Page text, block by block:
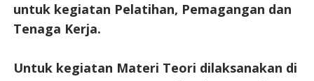
untuk kegiatan Pelatihan, Pemagangan dan
Tenaga Kerja.
Untuk kegiatan Materi Teori dilaksanakan di